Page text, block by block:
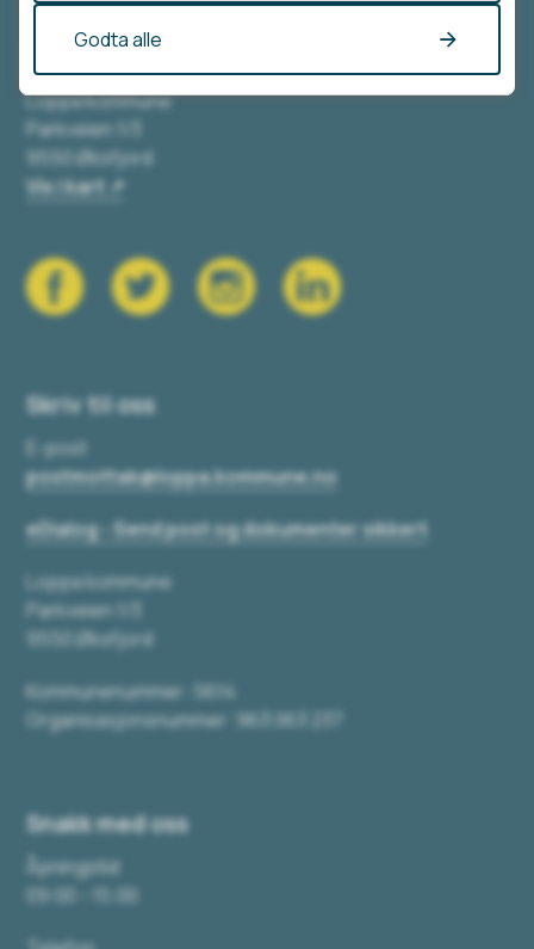
Besøk oss
Loppa kommune
Parkveien 1/3
9550 Øksfjord
Vis i kart
Skriv til oss
E-post
postmottak@loppa.kommune.no
eDialog - Send post og dokumenter sikkert
Loppa kommune
Parkveien 1/3
9550 Øksfjord
Kommunenummer: 5614
Organisasjonsnummer: 963 063 237
Snakk med oss
Åpningstid
09:00 - 15:00
Godta alle